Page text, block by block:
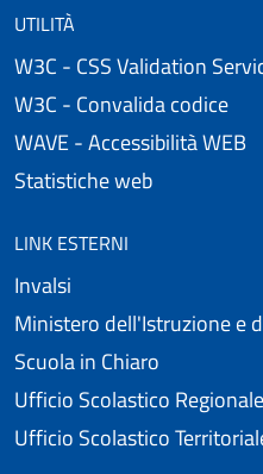
UTILITÀ
W3C - CSS Validation
W3C - Convalida codice
WAVE - Accessibilità WEB
Statistiche web
LINK ESTERNI
Invalsi
Ministero dell'Istruzione e
Scuola in Chiaro
Ufficio Scolastico Regionale
Ufficio Scolastico